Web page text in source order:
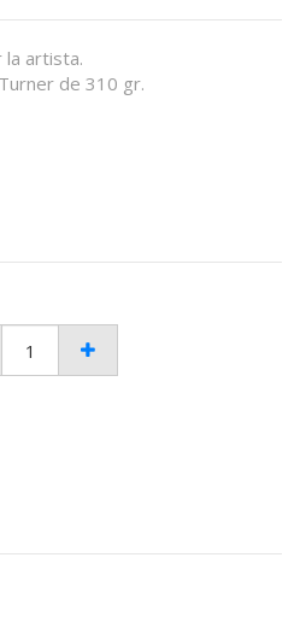
la artista.
de 310 gr.